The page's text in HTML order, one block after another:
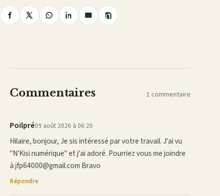
PartagerPartagerPartagerPartagerPartager
Copier
le
Commentaires 1 commentaire
Poilpré09 août 2026 à 06:20
Hilaire, bonjour, Je sis intéressé par votre travail. J'ai vu
"N'Kisi numérique" et j'ai adoré. Pourriez vous me joindre
à jfp64000@gmail.com Bravo
Répondre